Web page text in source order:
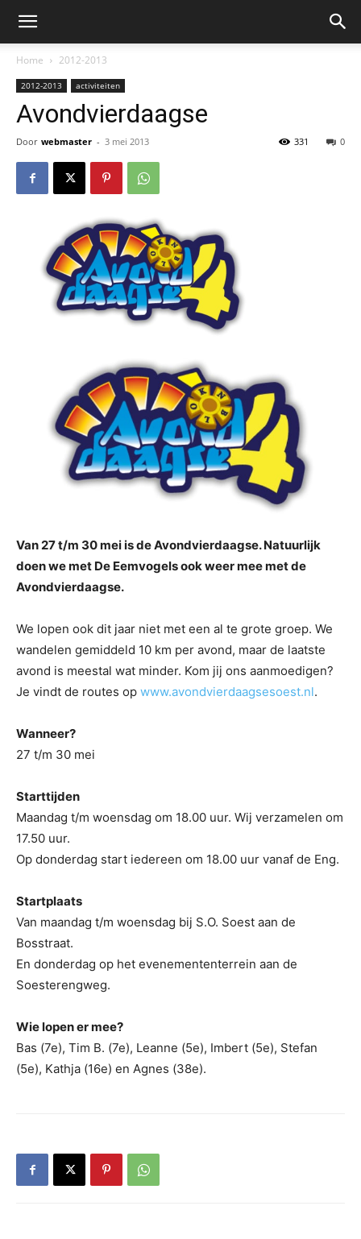
Home 2012-2013
2012-2013 activiteiten
Avondvierdaagse
Door webmaster - 3 mei 2013 0
331
Van 27 t/m 30 mei is de Avondvierdaagse. Natuurlijk
doen we met De Eemvogels ook weer mee met de
Avondvierdaagse.
We lopen ook dit jaar niet met een al te grote groep. We
wandelen gemiddeld 10 km per avond, maar de laatste
avond is meestal wat minder. Kom jij ons aanmoedigen?
Je vindt de routes op www.avondvierdaagsesoest.nl.
Wanneer?
27 t/m 30 mei
Starttijden
Maandag t/m woensdag om 18.00 uur. Wij verzamelen om
17.50 uur.
Op donderdag start iedereen om 18.00 uur vanaf de Eng.
Startplaats
Van maandag t/m woensdag bij S.O. Soest aan de
Bosstraat.
En donderdag op het evenemententerrein aan de
Soesterengweg.
Wie lopen er mee?
Bas (7e), Tim B. (7e), Leanne (5e), Imbert (5e), Stefan
(5e), Kathja (16e) en Agnes (38e).